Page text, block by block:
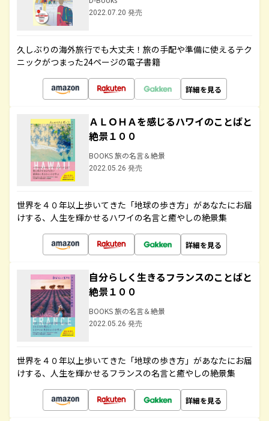
2022.07.20 発売
久しぶりの海外旅行でも大丈夫！旅の手配や準備に使えるテク
ニックがつまった24ページの電子書籍
詳細を見る
ＡＬＯＨＡを感じるハワイのことばと
絶景１００
BOOKS 旅の名言＆絶景
2022.05.26 発売
世界を４０年以上歩いてきた「地球の歩き方」があなたにお届
けする、人生を輝かせるハワイの名言と癒やしの絶景集
詳細を見る
自分らしく生きるフランスのことばと
絶景１００
BOOKS 旅の名言＆絶景
2022.05.26 発売
世界を４０年以上歩いてきた「地球の歩き方」があなたにお届
けする、人生を輝かせるフランスの名言と癒やしの絶景集
詳細を見る